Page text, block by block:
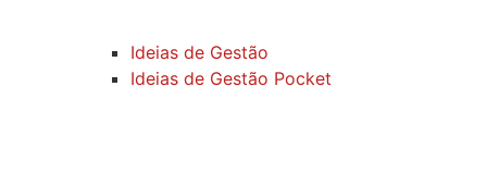
Ideias de Gestão
Ideias de Gestão Pocket